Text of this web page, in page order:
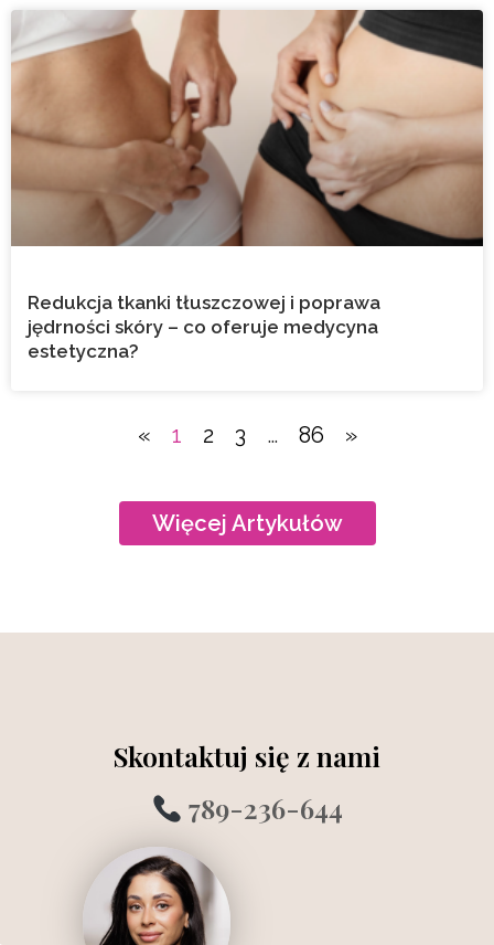
Redukcja tkanki tłuszczowej i poprawa
jędrności skóry – co oferuje medycyna
estetyczna?
« 1 2 3 … 86 »
Więcej Artykułów
Skontaktuj się z nami
789-236-644